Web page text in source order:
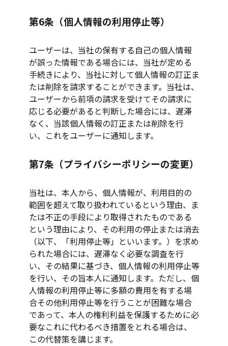
第6条（個人情報の利用停止等）
ユーザーは、当社の保有する自己の個人情報
が誤った情報である場合には、当社が定める
手続きにより、当社に対して個人情報の訂正ま
たは削除を請求することができます。当社は、
ユーザーから前項の請求を受けてその請求に
応じる必要があると判断した場合には、遅滞
なく、当該個人情報の訂正または削除を行
い、これをユーザーに通知します。
第7条（プライバシーポリシーの変更）
当社は、本人から、個人情報が、利用目的の
範囲を超えて取り扱われているという理由、ま
たは不正の手段により取得されたものである
という理由により、その利用の停止または消去
（以下、「利用停止等」といいます。）を求め
られた場合には、遅滞なく必要な調査を行
い、その結果に基づき、個人情報の利用停止等
を行い、その旨本人に通知します。ただし、個
人情報の利用停止等に多額の費用を有する場
合その他利用停止等を行うことが困難な場合
であって、本人の権利利益を保護するために必
要なこれに代わるべき措置をとれる場合は、
この代替策を講じます。